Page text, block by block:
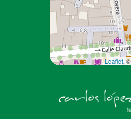
Leaflet, ©